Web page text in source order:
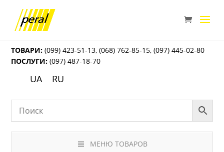
ТОВАРИ: (099) 423-51-13,(068) 762-85-15,(097) 445-02-80
ПОСЛУГИ: (097) 487-18-70
UA RU
МЕНЮ ТОВАРОВ